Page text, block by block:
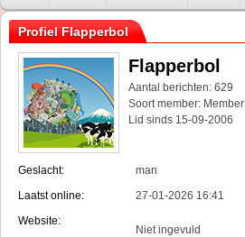
Profiel Flapperbol
Flapperbol
Aantal berichten: 629
Soort member: Member
Lid sinds 15-09-2006
Geslacht:
man
Laatst online:
27-01-2026 16:41
Website:
Niet ingevuld